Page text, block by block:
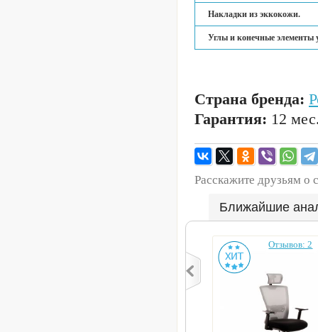
Накладки из эккокожи.
Углы и конечные элементы
Страна бренда:
Гарантия: 12
Расскажите друзьям о
Ближайшие
Отзывов: 2